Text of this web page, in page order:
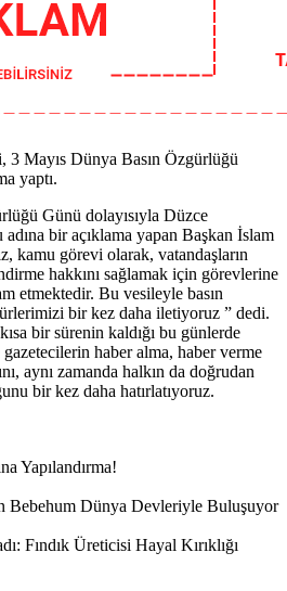
3 Mayıs Dünya Basın Özgürlüğü
yaptı.
Günü dolayısıyla Düzce
bir açıklama yapan Başkan İslam
kamu görevi olarak, vatandaşların
hakkını sağlamak için görevlerine
etmektedir. Bu vesileyle basın
bir kez daha iletiyoruz ” dedi.
bir sürenin kaldığı bu günlerde
haber alma, haber verme
aynı zamanda halkın da doğrudan
bir kez daha hatırlatıyoruz.
Yapılandırma!
Bebehum Dünya Devleriyle Buluşuyor
Fındık Üreticisi Hayal Kırıklığı